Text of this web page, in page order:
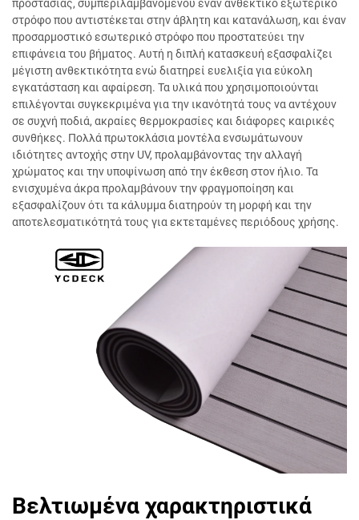
προστασίας, συμπεριλαμβανομένου έναν ανθεκτικό εξωτερικό
στρόφο που αντιστέκεται στην άβλητη και κατανάλωση, και έναν
προσαρμοστικό εσωτερικό στρόφο που προστατεύει την
επιφάνεια του βήματος. Αυτή η διπλή κατασκευή εξασφαλίζει
μέγιστη ανθεκτικότητα ενώ διατηρεί ευελιξία για εύκολη
εγκατάσταση και αφαίρεση. Τα υλικά που χρησιμοποιούνται
επιλέγονται συγκεκριμένα για την ικανότητά τους να αντέχουν
σε συχνή ποδιά, ακραίες θερμοκρασίες και διάφορες καιρικές
συνθήκες. Πολλά πρωτοκλάσια μοντέλα ενσωμάτωνουν
ιδιότητες αντοχής στην UV, προλαμβάνοντας την αλλαγή
χρώματος και την υποψίνωση από την έκθεση στον ήλιο. Τα
ενισχυμένα άκρα προλαμβάνουν την φραγμοποίηση και
εξασφαλίζουν ότι τα κάλυμμα διατηρούν τη μορφή και την
αποτελεσματικότητά τους για εκτεταμένες περιόδους χρήσης.
Βελτιωμένα χαρακτηριστικά